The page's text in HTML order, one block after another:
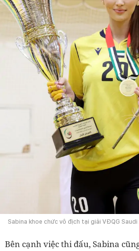
Sabina khoe chức vô địch tại giải VĐQG
Bên cạnh việc thi đấu, Sabina